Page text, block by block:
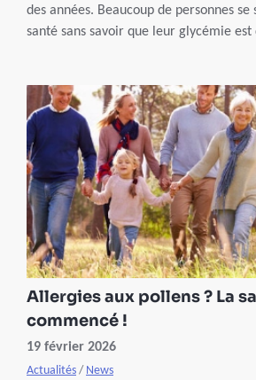
des années. Beaucoup de personnes
santé sans savoir que leur glycémie
Allergies aux pollens ? La
commencé !
19 février 2026
Actualités / News